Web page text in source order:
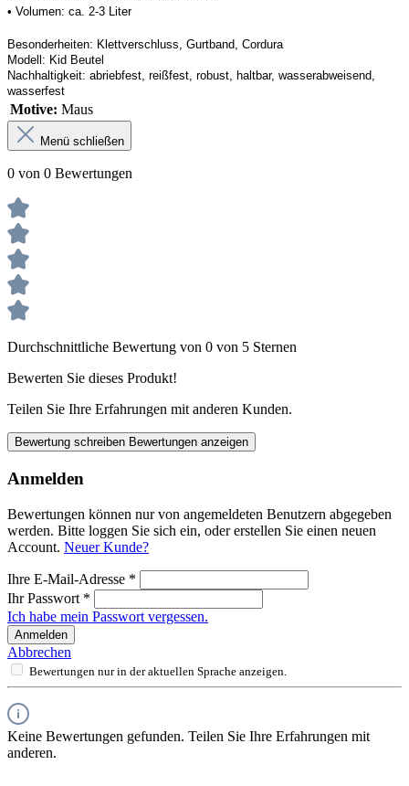
• Volumen: ca. 2-3 Liter
Besonderheiten: Klettverschluss, Gurtband, Cordura
Modell: Kid Beutel
Nachhaltigkeit: abriebfest, reißfest, robust, haltbar, wasserabweisend,
wasserfest
Motive: Maus
Menü schließen
0 von 0 Bewertungen
Durchschnittliche Bewertung von 0 von 5 Sternen
Bewerten Sie dieses Produkt!
Teilen Sie Ihre Erfahrungen mit anderen Kunden.
Bewertung schreiben Bewertungen anzeigen
Anmelden
Bewertungen können nur von angemeldeten Benutzern abgegeben
werden. Bitte loggen Sie sich ein, oder erstellen Sie einen neuen
Account. Neuer Kunde?
Ihre E-Mail-Adresse *
Ihr Passwort *
Ich habe mein Passwort vergessen.
Anmelden
Abbrechen
Bewertungen nur in der aktuellen Sprache anzeigen.
Keine Bewertungen gefunden. Teilen Sie Ihre Erfahrungen mit
anderen.